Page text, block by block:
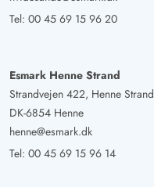
Tel: 00 45 69 15 96 20
Esmark Henne Strand
Strandvejen 422, Henne Strand
DK-6854 Henne
henne@esmark.dk
Tel: 00 45 69 15 96 14